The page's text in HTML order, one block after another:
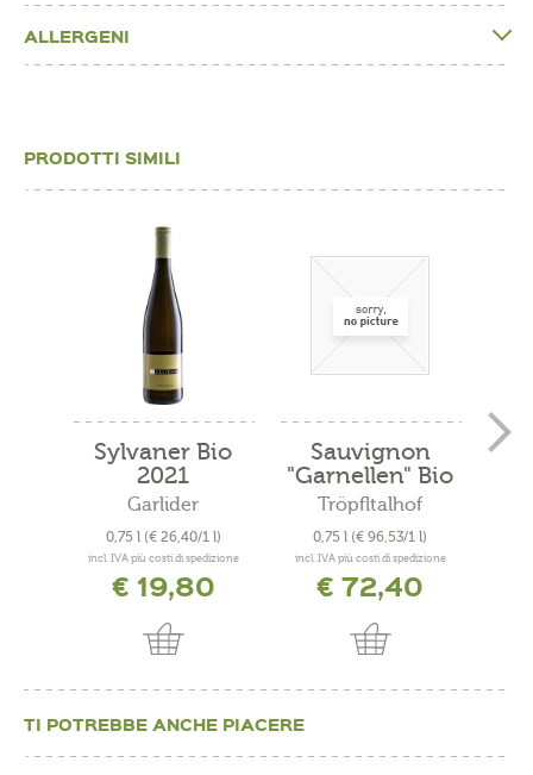
ALLERGENI
PRODOTTI SIMILI
Sylvaner Bio
2021
Garlider
0,75 l (€ 26,40/1 l)
incl. IVA più costi di spedizione
€ 19,80
Sauvignon
"Garnellen" Bio
2019
Tröpfltalhof
0,75 l (€ 96,53/1 l)
incl. IVA più costi di spedizione
€ 72,40
TI POTREBBE ANCHE PIACERE